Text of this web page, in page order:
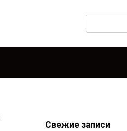
Свежие записи